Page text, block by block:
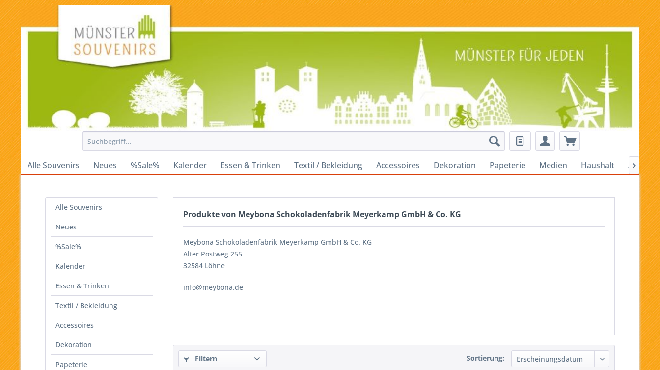
Alle Souvenirs Neues %Sale% Kalender Essen & Trinken Textil / Bekleidung Accessoires Dekoration Papeterie Medien Haushalt Alles für

Alle Souvenirs
Neues
%Sale%
Kalender
Essen & Trinken
Textil / Bekleidung
Accessoires
Dekoration
Papeterie
Produkte von Meybona Schokoladenfabrik Meyerkamp GmbH & Co. KG
Meybona Schokoladenfabrik Meyerkamp GmbH & Co. KG
Alter Postweg 255
32584 Löhne
info@meybona.de
Filtern Sortierung: